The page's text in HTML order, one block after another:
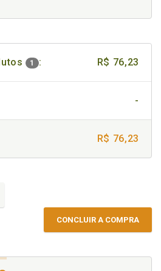
1 : R$ 76,23
-
R$ 76,23
CONCLUIR A COMPRA